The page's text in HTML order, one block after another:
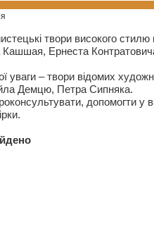
твори високого стилю
Кашшая, Ернеста
уваги – твори відомих
Демцю, Петра Сипняка.
допомогти у